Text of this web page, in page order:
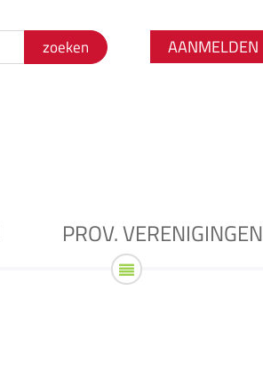
AANMELDEN
PROV. VERENIGINGEN